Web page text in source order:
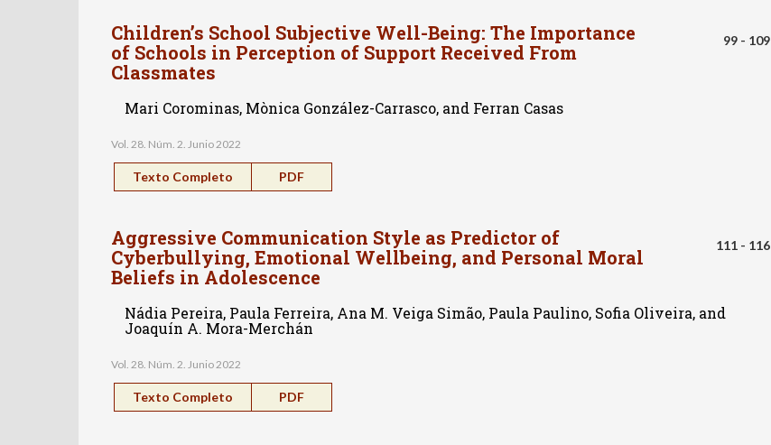
Children’s School Subjective Well-Being: The Importance
of Schools in Perception of Support Received From
Classmates
99 - 109
Mari Corominas, Mònica González-Carrasco, and Ferran Casas
Vol. 28. Núm. 2. Junio 2022
Texto Completo PDF
Aggressive Communication Style as Predictor of
Cyberbullying, Emotional Wellbeing, and Personal Moral
Beliefs in Adolescence
111 - 116
Nádia Pereira, Paula Ferreira, Ana M. Veiga Simão, Paula Paulino, Sofia Oliveira, and
Joaquín A. Mora-Merchán
Vol. 28. Núm. 2. Junio 2022
Texto Completo PDF